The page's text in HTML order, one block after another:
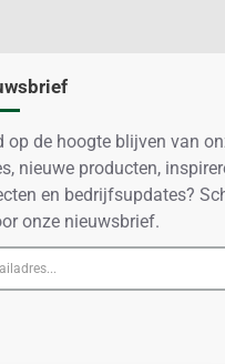
op de hoogte blijven van
nieuwe producten,
en bedrijfsupdates?
onze nieuwsbrief.